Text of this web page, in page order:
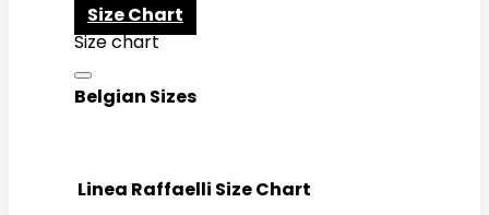
Size Chart
Size chart
Belgian Sizes
Linea Raffaelli Size Chart